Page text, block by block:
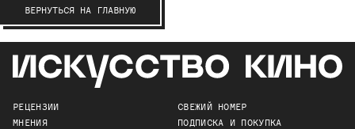
ВЕРНУТЬСЯ НА ГЛАВНУЮ
РЕЦЕНЗИИ
МНЕНИЯ
СВЕЖИЙ НОМЕР
ПОДПИСКА И ПОКУПКА